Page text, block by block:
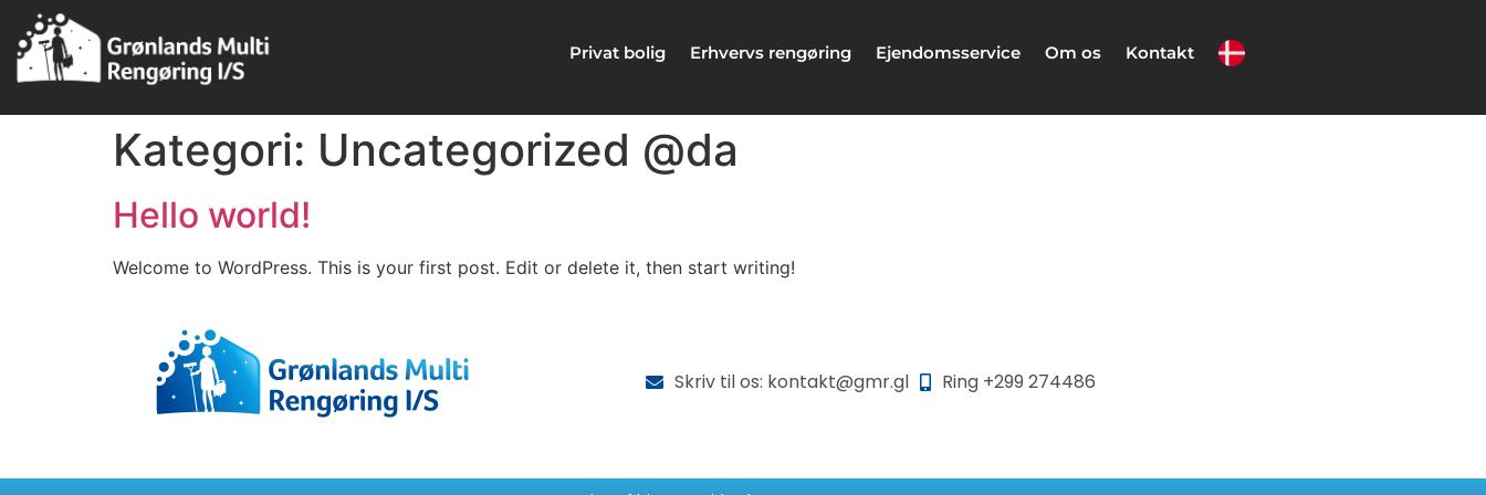
Privat bolig Erhvervs rengøring Ejendomsservice Om os Kontakt
Kategori: Uncategorized @da
Hello world!
Welcome to WordPress. This is your first post. Edit or delete it, then start writing!
Skriv til os: kontakt@gmr.gl Ring +299 274486